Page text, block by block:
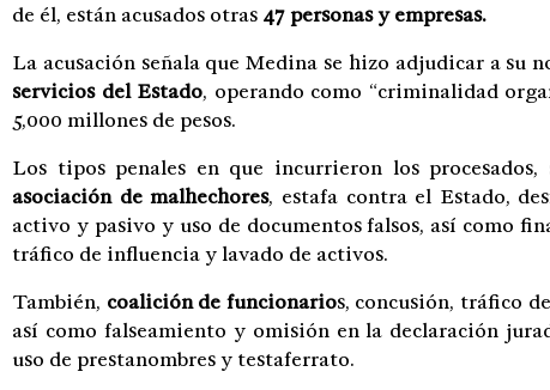
de él, están acusados otras 47 personas y empresas.
La acusación señala que Medina se hizo adjudicar a su
servicios del Estado, operando como “criminalidad
5,000 millones de pesos.
Los tipos penales en que incurrieron los
asociación de malhechores, estafa contra el Estado,
activo y pasivo y uso de documentos falsos, así como
tráfico de influencia y lavado de activos.
También, coalición de funcionarios, concusión, tráfico
así como falseamiento y omisión en la declaración
uso de prestanombres y testaferrato.